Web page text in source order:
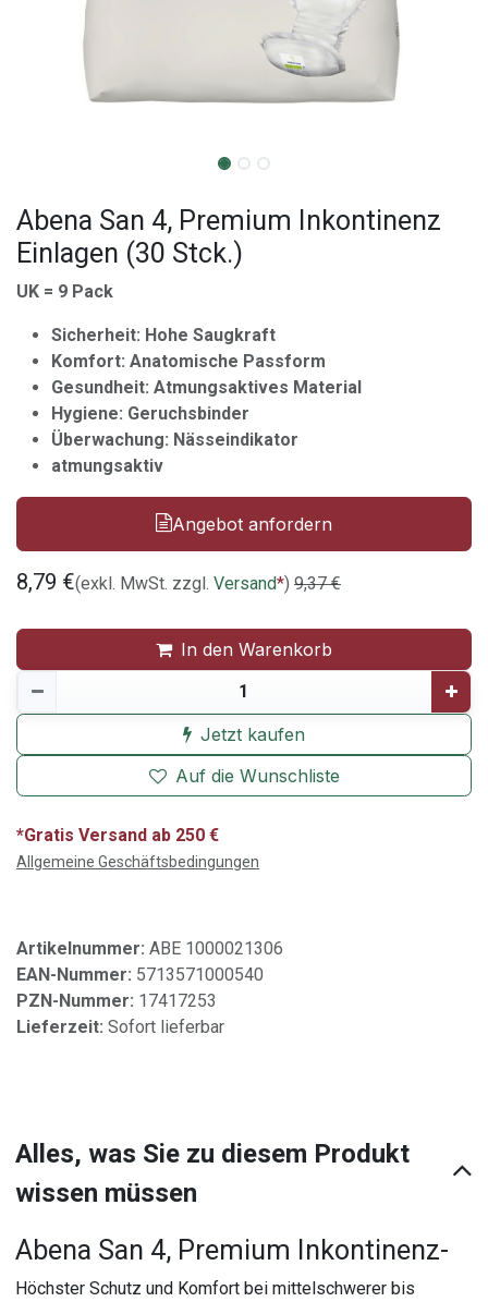
Abena San 4, Premium Inkontinenz
Einlagen (30 Stck.)
UK = 9 Pack
Sicherheit: Hohe Saugkraft
Komfort: Anatomische Passform
Gesundheit: Atmungsaktives Material
Hygiene: Geruchsbinder
Überwachung: Nässeindikator
atmungsaktiv
Angebot anfordern
8,79 €(exkl. MwSt. zzgl. Versand*) 9,37€
In den Warenkorb
Jetzt kaufen
Auf die Wunschliste
*Gratis Versand ab 250 €
Allgemeine Geschäftsbedingungen
Artikelnummer: ABE 1000021306
EAN-Nummer: 5713571000540
PZN-Nummer: 17417253
Lieferzeit: Sofort lieferbar
Alles, was Sie zu diesem Produkt
wissen müssen
Abena San 4, Premium Inkontinenz-
Höchster Schutz und Komfort bei mittelschwerer bis